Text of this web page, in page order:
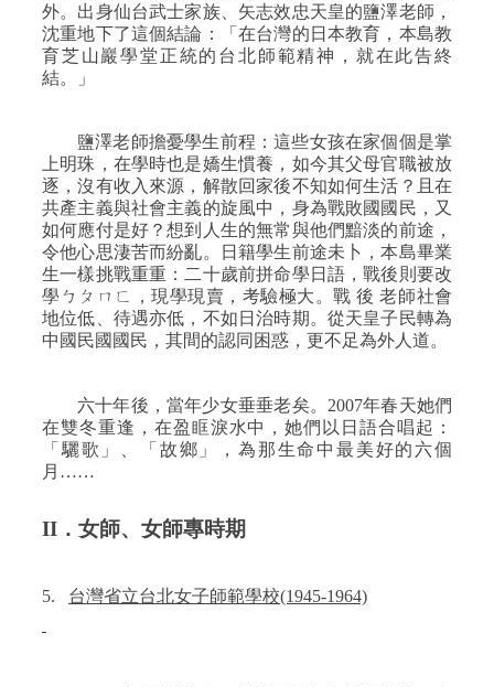
外。出身仙台武士家族、矢志效忠天皇的鹽澤老師，
沈重地下了這個結論：「在台灣的日本教育，本島教
育芝山巖學堂正統的台北師範精神，就在此告終
結。」
鹽澤老師擔憂學生前程：這些女孩在家個個是掌
上明珠，在學時也是嬌生慣養，如今其父母官職被放
逐，沒有收入來源，解散回家後不知如何生活？且在
共產主義與社會主義的旋風中，身為戰敗國國民，又
如何應付是好？想到人生的無常與他們黯淡的前途，
令他心思淒苦而紛亂。日籍學生前途未卜，本島畢業
生一樣挑戰重重：二十歲前拼命學日語，戰後則要改
學ㄅㄆㄇㄈ，現學現賣，考驗極大。戰 後 老師社會
地位低、待遇亦低，不如日治時期。從天皇子民轉為
中國民國國民，其間的認同困惑，更不足為外人道。
六十年後，當年少女垂垂老矣。 2007年春天她們
在雙冬重逢，在盈眶淚水中，她們以日語合唱起：
「驪歌」、「故鄉」，為那生命中最美好的六個
月……
II ．女師、女師專時期
5. 台灣省立台北女子師範學校(1945-1964)